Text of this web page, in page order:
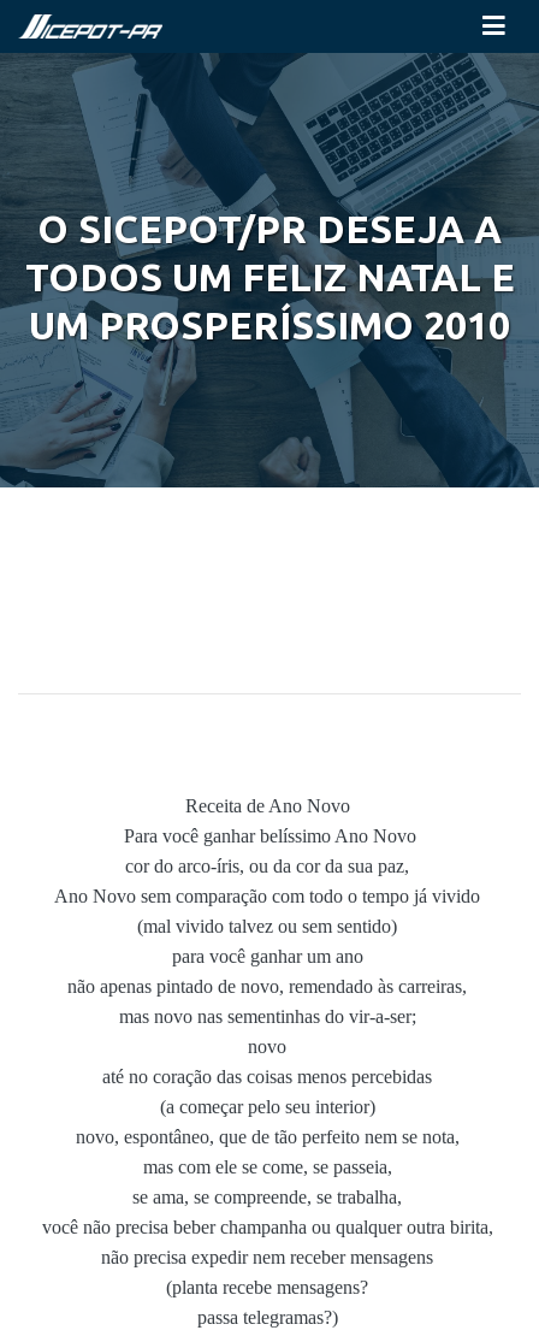
O SICEPOT/PR DESEJA A
TODOS UM FELIZ NATAL E
UM PROSPERÍSSIMO 2010
Receita de Ano Novo
Para você ganhar belíssimo Ano Novo
cor do arco-íris, ou da cor da sua paz,
Ano Novo sem comparação com todo o tempo já vivido
(mal vivido talvez ou sem sentido)
para você ganhar um ano
não apenas pintado de novo, remendado às carreiras,
mas novo nas sementinhas do vir-a-ser;
novo
até no coração das coisas menos percebidas
(a começar pelo seu interior)
novo, espontâneo, que de tão perfeito nem se nota,
mas com ele se come, se passeia,
se ama, se compreende, se trabalha,
você não precisa beber champanha ou qualquer outra birita,
não precisa expedir nem receber mensagens
(planta recebe mensagens?
passa telegramas?)